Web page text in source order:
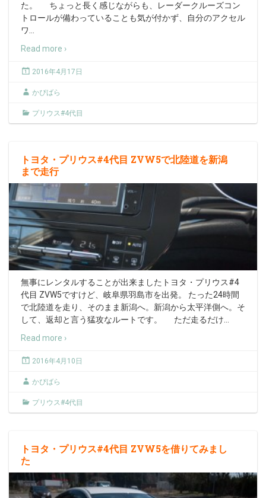
た。 ちょっと長く感じながらも、レーダークルーズコン
トロールが備わっていることも気が付かず、自分のアクセル
ワ
Read more ›
2016年4月17日
かぴばら
プリウス#4代目
トヨタ・プリウス#4代目 ZVW5で北陸道を新潟
まで走行
無事にレンタルすることが出来ましたトヨタ・プリウス#4
代目 ZVW5ですけど、岐阜県羽島市を出発。 たった24時間
で北陸道を走り、そのまま新潟へ。新潟から太平洋側へ。そ
して、返却と言う猛攻なルートです。 ただ走るだけ
Read more ›
2016年4月10日
かぴばら
プリウス#4代目
トヨタ・プリウス#4代目 ZVW5を借りてみまし
た